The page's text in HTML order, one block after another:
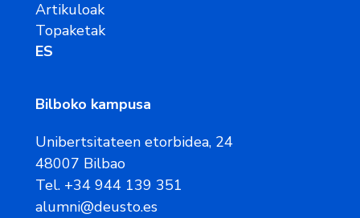
Artikuloak
Topaketak
ES
Bilboko kampusa
Unibertsitateen etorbidea, 24
48007 Bilbao
Tel. +34 944 139 351
alumni@deusto.es